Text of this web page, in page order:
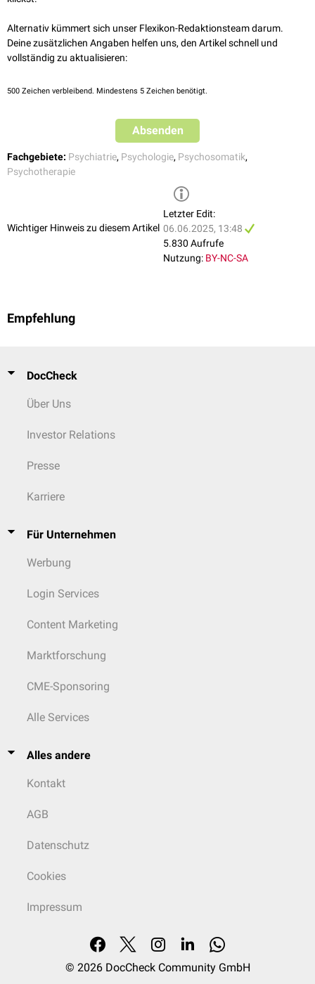
und fremder psychischer Zustände
Abwehrmechanismen
Synthesefähigkeit: Integration widersprüchlicher Impulse,
Vorstellungen oder Affekte
zwischenmenschlicher Bindungen
Traumafolgestörungen
In der Therapieplanung (z.B.
OPD, MBT
) dienen die Ich-Funktionen
als Orientierungshilfe für die Bestimmung von Therapietiefe und
geeigneter Techniken.
Theory of Mind
Diese Überschneidungen verdeutlichen, dass Ich-Funktionen auch
außerhalb derPsychoanalyse
Alternativ kümmert sich unser Flexikon-Redaktionsteam darum.
Deine zusätzlichen Angaben helfen uns, den Artikel schnell und
vollständig zu aktualisieren:
500 Zeichen verbleibend. Mindestens 5 Zeichen benötigt.
Absenden
Fachgebiete: Psychiatrie, Psychologie, Psychosomatik,
Psychotherapie
Wichtiger Hinweis zu diesem Artikel
Letzter Edit:
06.06.2025, 13:48
5.830 Aufrufe
Nutzung: BY-NC-SA
Empfehlung
DocCheck
Über Uns
Investor Relations
Presse
Karriere
Für Unternehmen
Werbung
Login Services
Content Marketing
Marktforschung
CME-Sponsoring
Alle Services
Alles andere
Kontakt
AGB
Datenschutz
Cookies
Impressum
© 2026 DocCheck Community GmbH